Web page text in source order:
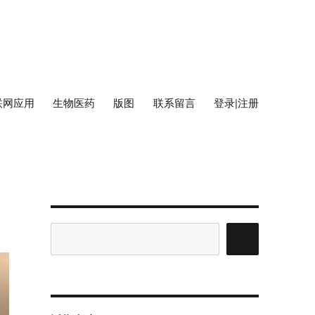
应用 生物医药 版图 联系留言 登录|注册